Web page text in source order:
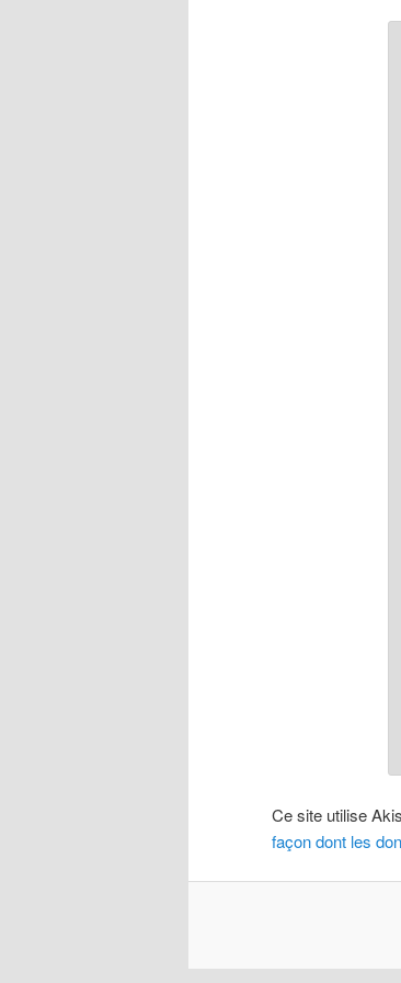
Ce site utilise
façon dont les